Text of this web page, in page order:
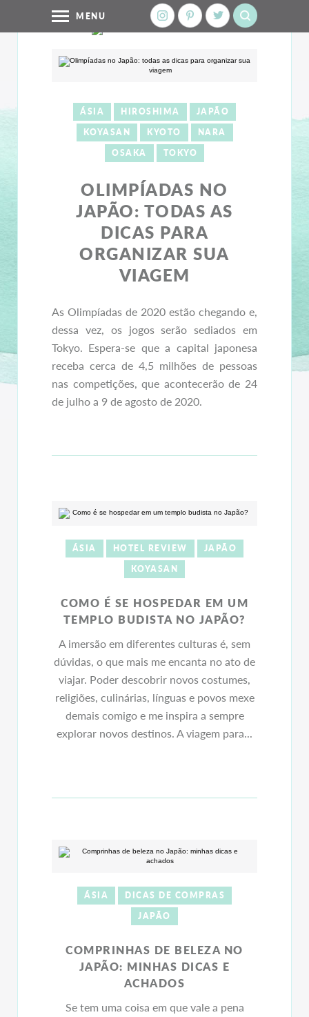
MENU
ÁSIA HIROSHIMA
JAPÃO
KOYASAN
KYOTO
NARA
OSAKA
TOKYO
OLIMPÍADAS NO
JAPÃO: TODAS AS
DICAS PARA
ORGANIZAR SUA
VIAGEM
As Olimpíadas de 2020 estão chegando e,
dessa vez, os jogos serão sediados em
Tokyo. Espera-se que a capital japonesa
receba cerca de 4,5 milhões de pessoas
nas competições, que acontecerão de 24
de julho a 9 de agosto de 2020.
ÁSIA HOTEL REVIEW
JAPÃO
KOYASAN
COMO É SE HOSPEDAR EM UM
TEMPLO BUDISTA NO JAPÃO?
A imersão em diferentes culturas é, sem
dúvidas, o que mais me encanta no ato de
viajar. Poder descobrir novos costumes,
religiões, culinárias, línguas e povos mexe
demais comigo e me inspira a sempre
explorar novos destinos. A viagem para...
ÁSIA
DICAS DE COMPRAS
JAPÃO
COMPRINHAS DE BELEZA NO
JAPÃO: MINHAS DICAS E
ACHADOS
Se tem uma coisa em que vale a pena